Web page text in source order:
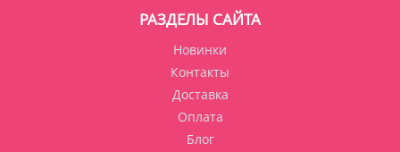
РАЗДЕЛЫ САЙТА
Новинки
Контакты
Доставка
Оплата
Блог